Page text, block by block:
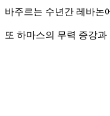
바주르는 수년간 레바논
또 하마스의 무력 증강